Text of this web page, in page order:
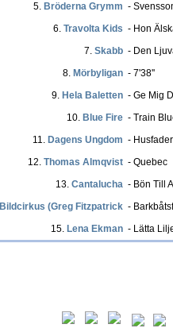
5. Bröderna Grymm -
6. Travolta Kids - Hon
7. Skabb - Den
8. Mörbyligan - 7'38''
9. Hela Baletten - Ge Mig
10. Blue Fire - Train
11. Dagens Ungdom -
12. Thomas Almqvist - Quebec
13. Cantalucha - Bön Till
Bildcirkus (Greg Fitzpatrick -
15. Lena Ekman - Lätta